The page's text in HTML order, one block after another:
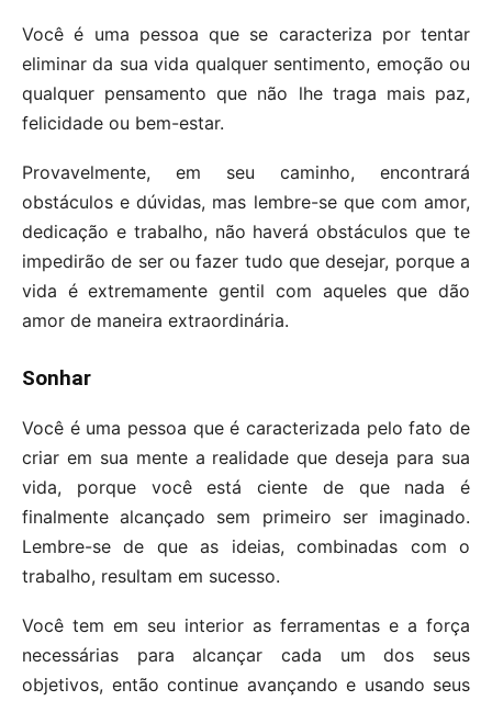
Você é uma pessoa que se caracteriza por tentar
eliminar da sua vida qualquer sentimento, emoção ou
qualquer pensamento que não lhe traga mais paz,
felicidade ou bem-estar.
Provavelmente, em seu caminho, encontrará
obstáculos e dúvidas, mas lembre-se que com amor,
dedicação e trabalho, não haverá obstáculos que te
impedirão de ser ou fazer tudo que desejar, porque a
vida é extremamente gentil com aqueles que dão
amor de maneira extraordinária.
Sonhar
Você é uma pessoa que é caracterizada pelo fato de
criar em sua mente a realidade que deseja para sua
vida, porque você está ciente de que nada é
finalmente alcançado sem primeiro ser imaginado.
Lembre-se de que as ideias, combinadas com o
trabalho, resultam em sucesso.
Você tem em seu interior as ferramentas e a força
necessárias para alcançar cada um dos seus
objetivos, então continue avançando e usando seus